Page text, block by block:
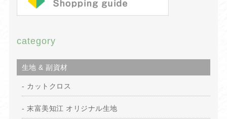
category
生地 & 副資材
カットクロス
末富美知江 オリジナル生地